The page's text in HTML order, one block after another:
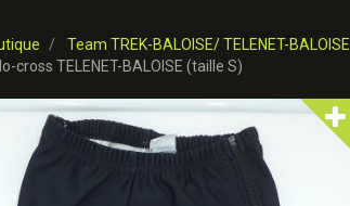
Team TREK-BALOISE/ TELENET-BALOISE
cross TELENET-BALOISE (taille S)